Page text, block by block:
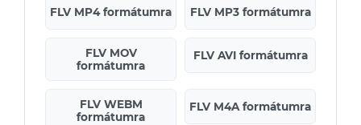
FLV MP4 formátumra FLV MP3 formátumra
FLV MOV
formátumra
FLV AVI formátumra
FLV WEBM
formátumra
FLV M4A formátumra